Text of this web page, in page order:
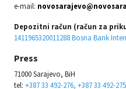
e-mail:
Depozitni račun (račun za
1411965320011288 Bosna Bank
Press
71000 Sarajevo, BiH
tel: +387 33 492-276, +387 33 492-275